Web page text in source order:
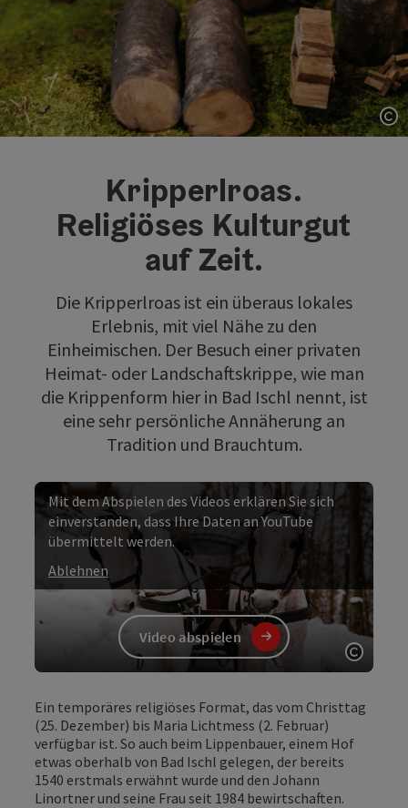
Kripperlroas.
Religiöses Kulturgut
auf Zeit.
Die Kripperlroas ist ein überaus lokales
Erlebnis, mit viel Nähe zu den
Einheimischen. Der Besuch einer privaten
Heimat- oder Landschaftskrippe, wie man
die Krippenform hier in Bad Ischl nennt, ist
eine sehr persönliche Annäherung an
Tradition und Brauchtum.
Video abspielen
Mit dem Abspielen des Videos erklären Sie sich
einverstanden, dass Ihre Daten an YouTube
übermittelt werden.
Ablehnen
Ein temporäres religiöses Format, das vom Christtag
(25. Dezember) bis Maria Lichtmess (2. Februar)
verfügbar ist. So auch beim Lippenbauer, einem Hof
etwas oberhalb von Bad Ischl gelegen, der bereits
1540 erstmals erwähnt wurde und den Johann
Linortner und seine Frau seit 1984 bewirtschaften.